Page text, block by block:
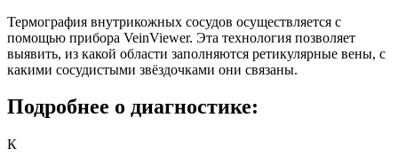
Термография внутрикожных сосудов осуществляется с
помощью прибора VeinViewer. Эта технология позволяет
выявить, из какой области заполняются ретикулярные вены, с
какими сосудистыми звёздочками они связаны.
Подробнее о диагностике:
К